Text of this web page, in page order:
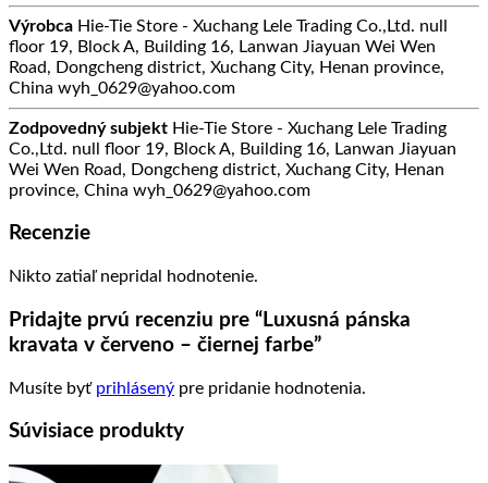
Výrobca Hie-Tie Store - Xuchang Lele Trading Co.,Ltd. null
floor 19, Block A, Building 16, Lanwan Jiayuan Wei Wen
Road, Dongcheng district, Xuchang City, Henan province,
China wyh_0629@yahoo.com
Zodpovedný subjekt Hie-Tie Store - Xuchang Lele Trading
Co.,Ltd. null floor 19, Block A, Building 16, Lanwan Jiayuan
Wei Wen Road, Dongcheng district, Xuchang City, Henan
province, China wyh_0629@yahoo.com
Recenzie
Nikto zatiaľ nepridal hodnotenie.
Pridajte prvú recenziu pre “Luxusná pánska
kravata v červeno – čiernej farbe”
Musíte byť prihlásený pre pridanie hodnotenia.
Súvisiace produkty